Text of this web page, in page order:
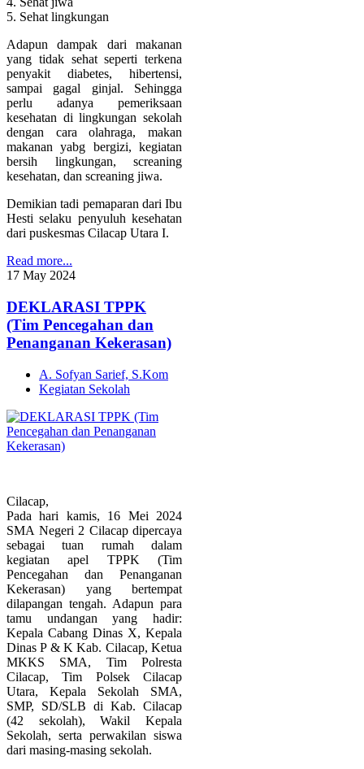
5. Sehat lingkungan
Adapun dampak dari makanan
yang tidak sehat seperti terkena
penyakit diabetes, hibertensi,
sampai gagal ginjal. Sehingga
perlu adanya pemeriksaan
kesehatan di lingkungan sekolah
dengan cara olahraga, makan
makanan yabg bergizi, kegiatan
bersih lingkungan, screaning
kesehatan, dan screaning jiwa.
Demikian tadi pemaparan dari Ibu
Hesti selaku penyuluh kesehatan
dari puskesmas Cilacap Utara I.
Read more...
17 May 2024
DEKLARASI TPPK
(Tim Pencegahan dan
Penanganan Kekerasan)
A. Sofyan Sarief, S.Kom
Kegiatan Sekolah
Cilacap,
Pada hari kamis, 16 Mei 2024
SMA Negeri 2 Cilacap dipercaya
sebagai tuan rumah dalam
kegiatan apel TPPK (Tim
Pencegahan dan Penanganan
Kekerasan) yang bertempat
dilapangan tengah. Adapun para
tamu undangan yang hadir:
Kepala Cabang Dinas X, Kepala
Dinas P & K Kab. Cilacap, Ketua
MKKS SMA, Tim Polresta
Cilacap, Tim Polsek Cilacap
Utara, Kepala Sekolah SMA,
SMP, SD/SLB di Kab. Cilacap
(42 sekolah), Wakil Kepala
Sekolah, serta perwakilan siswa
dari masing-masing sekolah.